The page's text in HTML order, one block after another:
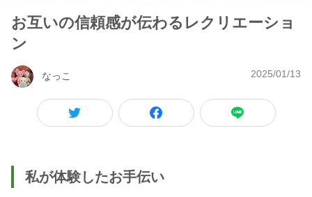
お互いの信頼感が伝わるレクリエーショ
ン
なっこ 2025/01/13
私が体験したお手伝い